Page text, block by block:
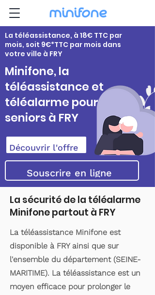
La téléassistance, à 18€ TTC par
mois, soit 9€*TTC par mois dans
votre ville à FRY
Minifone, la
téléassistance et
téléalarme pour
seniors à FRY
Découvrir l'offre
Souscrire en ligne
La sécurité de la téléalarme
Minifone partout à FRY
La téléassistance Minifone est
disponible à FRY ainsi que sur
l'ensemble du département (SEINE-
MARITIME). La téléassistance est un
moyen efficace pour prolonger le